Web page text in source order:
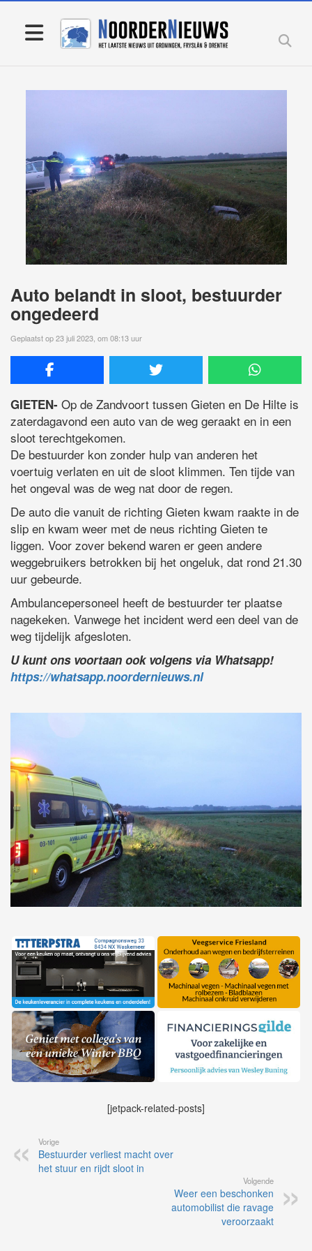
Auto belandt in sloot, bestuurder
ongedeerd
Geplaatst op 23 juli 2023, om 08:13 uur
GIETEN- Op de Zandvoort tussen Gieten en De Hilte is
zaterdagavond een auto van de weg geraakt en in een
sloot terechtgekomen.
De bestuurder kon zonder hulp van anderen het
voertuig verlaten en uit de sloot klimmen. Ten tijde van
het ongeval was de weg nat door de regen.
De auto die vanuit de richting Gieten kwam raakte in de
slip en kwam weer met de neus richting Gieten te
liggen. Voor zover bekend waren er geen andere
weggebruikers betrokken bij het ongeluk, dat rond 21.30
uur gebeurde.
Ambulancepersoneel heeft de bestuurder ter plaatse
nagekeken. Vanwege het incident werd een deel van de
weg tijdelijk afgesloten.
U kunt ons voortaan ook volgens via Whatsapp!
https://whatsapp.noordernieuws.nl
[jetpack-related-posts]
Vorige
Bestuurder verliest macht over
het stuur en rijdt sloot in
Volgende
Weer een beschonken
automobilist die ravage
veroorzaakt